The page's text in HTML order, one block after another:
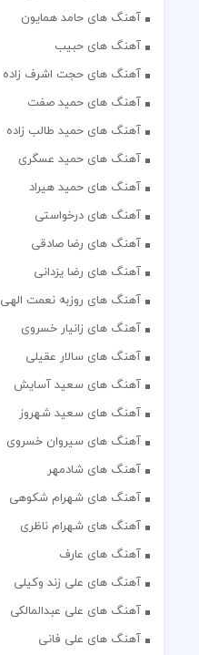
آهنگ های حامد همایون
آهنگ های حبیب
آهنگ های حجت اشرف زاده
آهنگ های حمید صفت
آهنگ های حمید طالب زاده
آهنگ های حمید عسگری
آهنگ های حمید هیراد
آهنگ های درخواستی
آهنگ های رضا صادقی
آهنگ های رضا یزدانی
آهنگ های روزبه نعمت الهی
آهنگ های زانیار خسروی
آهنگ های سالار عقیلی
آهنگ های سعید آسایش
آهنگ های سعید شهروز
آهنگ های سیروان خسروی
آهنگ های شادمهر
آهنگ های شهرام شکوهی
آهنگ های شهرام ناظری
آهنگ های عارف
آهنگ های علی زند وکیلی
آهنگ های علی عبدالمالکی
آهنگ های علی فانی